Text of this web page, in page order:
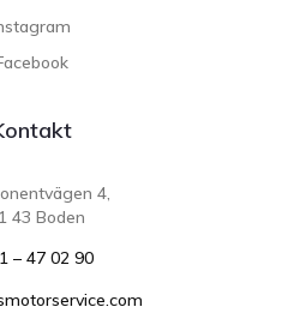
4,
43 Boden
– 47 02 90